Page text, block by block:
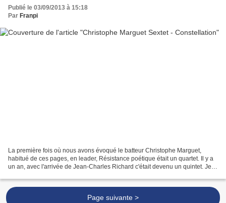
Publié le 03/09/2013 à 15:18
Par Franpi
La première fois où nous avons évoqué le batteur Christophe Marguet,
habitué de ces pages, en leader, Résistance poétique était un quartet. Il y a
un an, avec l'arrivée de Jean-Charles Richard c'était devenu un quintet. Je
Page suivante >